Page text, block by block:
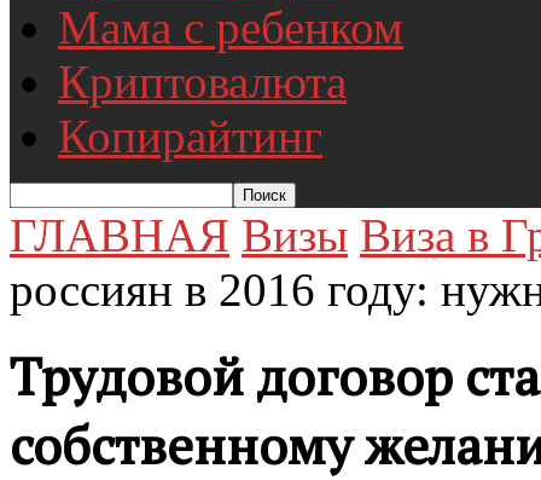
Мама с ребенком
Криптовалюта
Копирайтинг
ГЛАВНАЯ Визы Виза в
россиян в 2016 году:
Трудовой договор
собственному